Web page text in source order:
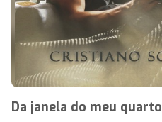
Da janela do meu quarto